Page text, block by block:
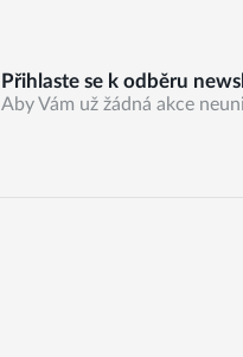
Přihlaste se k odběru
Aby Vám už žádná akce